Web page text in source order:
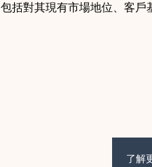
包括對其現有市場地位、客戶
了解